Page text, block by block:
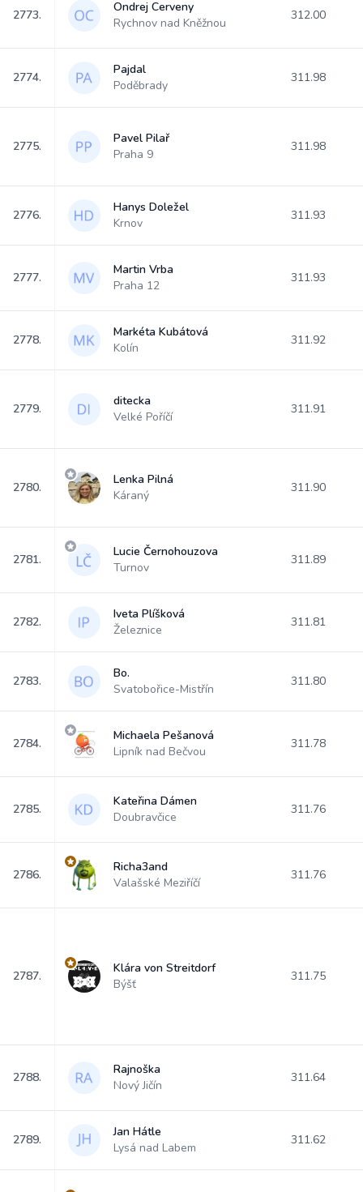
2773.
Ondrej Cerveny
Rychnov nad Kněžnou
312.00
2774.
Pajdal
Poděbrady
311.98
2775.
Pavel Pilař
Praha 9
311.98
2776.
Hanys Doležel
Krnov
311.93
2777.
Martin Vrba
Praha 12
311.93
2778.
Markéta Kubátová
Kolín
311.92
2779.
ditecka
Velké Poříčí
311.91
2780.
Lenka Pilná
Káraný
311.90
2781.
Lucie Černohouzova
Turnov
311.89
2782.
Iveta Plíšková
Železnice
311.81
2783.
Bo.
Svatobořice-Mistřín
311.80
2784.
Michaela Pešanová
Lipník nad Bečvou
311.78
2785.
Kateřina Dámen
Doubravčice
311.76
2786.
Richa3and
Valašské Meziříčí
311.76
2787.
Klára von Streitdorf
Býšť
311.75
2788.
Rajnoška
Nový Jičín
311.64
2789.
Jan Hátle
Lysá nad Labem
311.62